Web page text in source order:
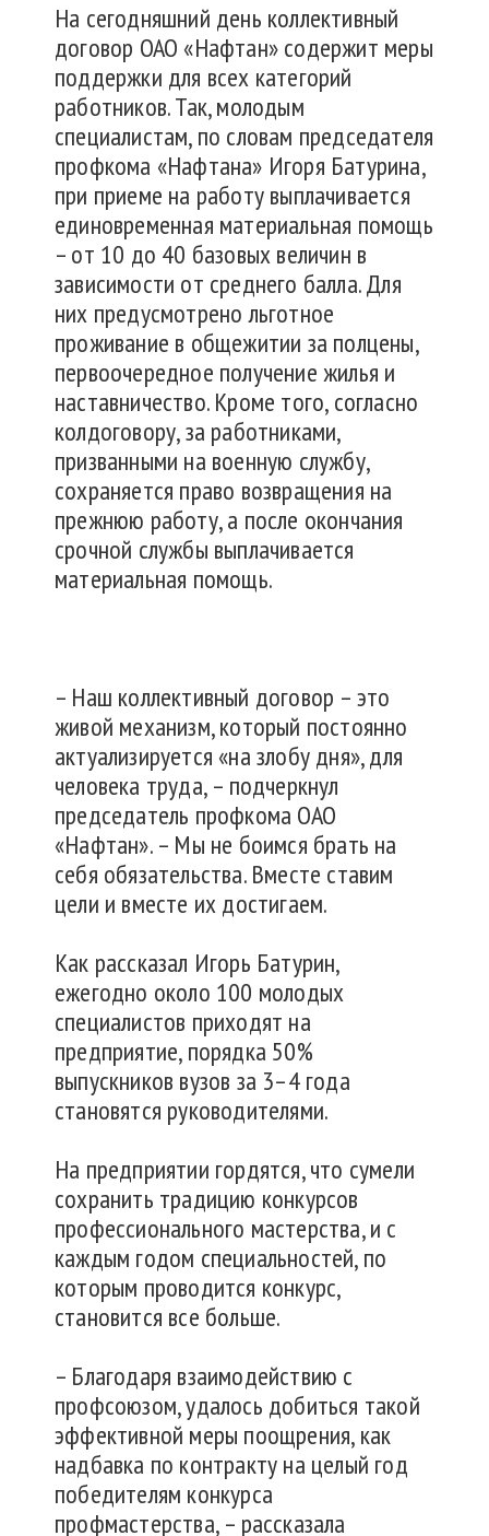
На сегодняшний день коллективный
договор ОАО «Нафтан» содержит меры
поддержки для всех категорий
работников. Так, молодым
специалистам, по словам председателя
профкома «Нафтана» Игоря Батурина,
при приеме на работу выплачивается
единовременная материальная помощь
– от 10 до 40 базовых величин в
зависимости от среднего балла. Для
них предусмотрено льготное
проживание в общежитии за полцены,
первоочередное получение жилья и
наставничество. Кроме того, согласно
колдоговору, за работниками,
призванными на военную службу,
сохраняется право возвращения на
прежнюю работу, а после окончания
срочной службы выплачивается
материальная помощь.
– Наш коллективный договор – это
живой механизм, который постоянно
актуализируется «на злобу дня», для
человека труда, – подчеркнул
председатель профкома ОАО
«Нафтан». – Мы не боимся брать на
себя обязательства. Вместе ставим
цели и вместе их достигаем.
Как рассказал Игорь Батурин,
ежегодно около 100 молодых
специалистов приходят на
предприятие, порядка 50%
выпускников вузов за 3–4 года
становятся руководителями.
На предприятии гордятся, что сумели
сохранить традицию конкурсов
профессионального мастерства, и с
каждым годом специальностей, по
которым проводится конкурс,
становится все больше.
– Благодаря взаимодействию с
профсоюзом, удалось добиться такой
эффективной меры поощрения, как
надбавка по контракту на целый год
победителям конкурса
профмастерства, – рассказала